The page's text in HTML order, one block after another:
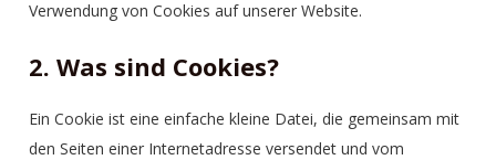
Verwendung von Cookies auf unserer Website.
2. Was sind Cookies?
Ein Cookie ist eine einfache kleine Datei, die gemeinsam mit
den Seiten einer Internetadresse versendet und vom